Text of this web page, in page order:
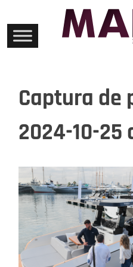
content
Captura de
2024-10-25